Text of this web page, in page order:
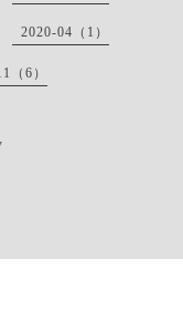
2020-04（1）
（6）